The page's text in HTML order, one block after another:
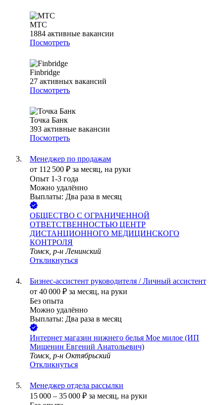
МТС
1884 активные вакансии
Посмотреть
Finbridge
27 активных вакансий
Посмотреть
Точка Банк
393 активные вакансии
Посмотреть
Менеджер по продажам
от 112 500 ₽ за месяц, на руки
Опыт 1-3 года
Можно удалённо
Выплаты: Два раза в месяц
ОБЩЕСТВО С ОГРАНИЧЕННОЙ
ОТВЕТСТВЕННОСТЬЮ ЦЕНТР
ДИСТАНЦИОННОГО МЕДИЦИНСКОГО
КОНТРОЛЯ
Томск, р-н Ленинский
Откликнуться
Бизнес-ассистент руководителя / Личный ассистент
от 40 000 ₽ за месяц, на руки
Без опыта
Можно удалённо
Выплаты: Два раза в месяц
Интернет магазин нижнего белья Мое милое (ИП
Мишенин Евгений Анатольевич)
Томск, р-н Октябрьский
Откликнуться
Менеджер отдела рассылки
15 000 – 35 000 ₽ за месяц, на руки